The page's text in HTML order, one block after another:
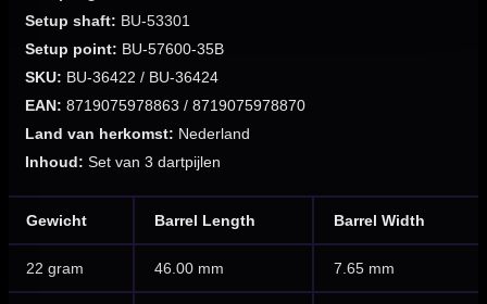
Setup shaft: BU-53301
Setup point: BU-57600-35B
SKU: BU-36422 / BU-36424
EAN: 8719075978863 / 8719075978870
Land van herkomst: Nederland
Inhoud: Set van 3 dartpijlen
Gewicht Barrel Length Barrel Width
22 gram 46.00 mm 7.65 mm